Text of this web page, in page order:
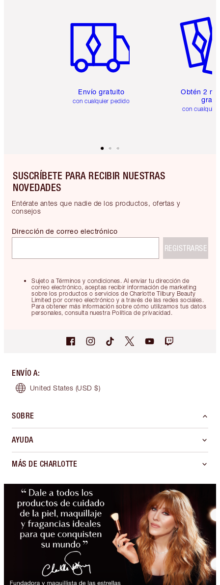
Envío gratuito
con cualquier pedido
Obtén 2
gratis
con
SUSCRÍBETE PARA RECIBIR NUESTRAS
NOVEDADES
Entérate antes que nadie de los productos, ofertas y
consejos
Sujeto a Términos y condiciones. Al enviar tu dirección de
correo electrónico, aceptas recibir información de marketing
sobre los productos o servicios de Charlotte Tilbury Beauty
Limited por correo electrónico y a través de las redes sociales.
Para obtener más información sobre cómo utilizamos tus datos
personales, consulta nuestra Política de privacidad.
Dirección de correo electrónico
REGISTRARSE
ENVÍO A:
United States (USD $)
SOBRE
AYUDA
MÁS DE CHARLOTTE